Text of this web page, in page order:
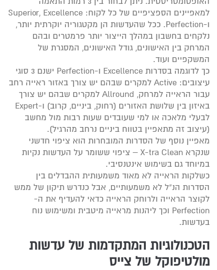
למאפיינים הספציפיים של כל לקוח: Superior, Excellence
ו-Perfection. ככל שהעדשות הן מקטגוריה יוקרתית יותר,
נלקחים בחשבון במהלך הייצור יותר פרמטרים ובהם
המרחק בין האישונים, גודל האישונים, המסגרת של
המשקפיים ועוד.
כך לדוגמה בסדרות Excellence ו-Perfection ישנם 3 סוגי
עיצובים: Active למקרים שבהם יש צורך באזור ראייה רחב
עבור הראייה למרחק, Allround למקרים שבהם יש צורך
באיזון בין שלושת האזורים (רחוק, ביניים, קרוב) ו-Expert
לבעלי מלאכה או למי שעובדים שעות רבות מול מחשב
(עיצוב זה מתאפיין בטווח ביניים נרחב מהרגיל).
מאפיין נוסף של הסדרות המובחרות הוא ציפוי חדשני
שנקרא X-tra Clean – ציפוי ששומר על העדשות נקיות
במיוחד גם בשימוש אינטנסיבי.
כשלקות הראייה לא מאוד משמעותית ההבדלים בין
הסדרות הנ”ל לא משמעותיים, אבל כנדרש תיקון של ממש
לקוצר הראייה ולרוחק הראייה כדאי להעדיף את ה-
Perfection וכך ליהנות מראייה מיטבית ומשימוש נוח
בעדשות.
הטכנולוגיות המתקדמות של עדשות
מולטיפוקל של צייס